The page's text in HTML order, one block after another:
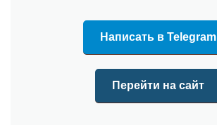
Написать в Telegram
Перейти на сайт